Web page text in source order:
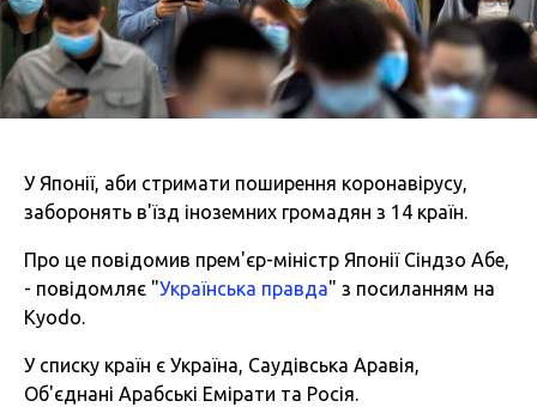
У Японії, аби стримати поширення коронавірусу,
заборонять в'їзд іноземних громадян з 14 країн.
Про це повідомив прем'єр-міністр Японії Сіндзо Абе,
- повідомляє "Українська правда" з посиланням на
Kyodo.
У списку країн є Україна, Саудівська Аравія,
Об'єднані Арабські Емірати та Росія.